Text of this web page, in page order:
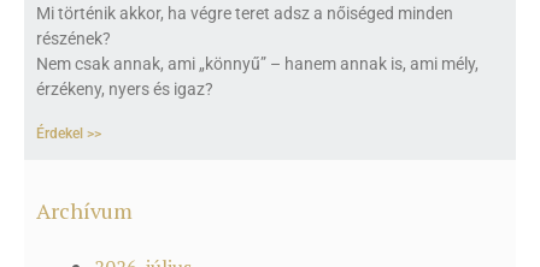
Mi történik akkor, ha végre teret adsz a nőiséged minden
részének?
Nem csak annak, ami „könnyű” – hanem annak is, ami mély,
érzékeny, nyers és igaz?
Érdekel >>
Archívum